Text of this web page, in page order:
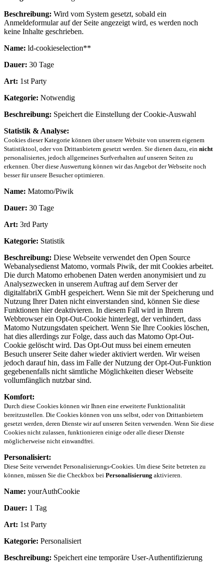
Beschreibung: Wird vom System gesetzt, sobald ein
Anmeldeformular auf der Seite angezeigt wird, es werden noch
keine Inhalte geschrieben.
Name: ld-cookieselection**
Dauer: 30 Tage
Art: 1st Party
Kategorie: Notwendig
Beschreibung: Speichert die Einstellung der Cookie-Auswahl
Statistik & Analyse:
Cookies dieser Kategorie können über unsere Website von unserem eigenem
Statistiktool, oder von Drittanbietern gesetzt werden. Sie dienen dazu, ein nicht
personalisiertes, jedoch allgemeines Surfverhalten auf unseren Seiten zu
erkennen. Über diese Auswertung können wir das Angebot der Webseite noch
besser für unsere Besucher optimieren.
Name: Matomo/Piwik
Dauer: 30 Tage
Art: 3rd Party
Kategorie: Statistik
Beschreibung: Diese Webseite verwendet den Open Source
Webanalysedienst Matomo, vormals Piwik, der mit Cookies arbeitet.
Die durch Matomo erhobenen Daten werden anonymisiert und zu
Analysezwecken in unserem Auftrag auf dem Server der
digitalfabriX GmbH gespeichert. Wenn Sie mit der Speicherung und
Nutzung Ihrer Daten nicht einverstanden sind, können Sie diese
Funktionen hier deaktivieren. In diesem Fall wird in Ihrem
Webbrowser ein Opt-Out-Cookie hinterlegt, der verhindert, dass
Matomo Nutzungsdaten speichert. Wenn Sie Ihre Cookies löschen,
hat dies allerdings zur Folge, dass auch das Matomo Opt-Out-
Cookie gelöscht wird. Das Opt-Out muss bei einem erneuten
Besuch unserer Seite daher wieder aktiviert werden. Wir weisen
jedoch darauf hin, dass im Falle der Nutzung der Opt-Out-Funktion
gegebenenfalls nicht sämtliche Möglichkeiten dieser Webseite
vollumfänglich nutzbar sind.
Komfort:
Durch diese Cookies können wir Ihnen eine erweiterte Funktionalität
bereitzustellen. Die Cookies können von uns selbst, oder von Drittanbietern
gesetzt werden, deren Dienste wir auf unseren Seiten verwenden. Wenn Sie diese
Cookies nicht zulassen, funktionieren einige oder alle dieser Dienste
möglicherweise nicht einwandfrei.
Personalisiert:
Diese Seite verwendet Personalisierungs-Cookies. Um diese Seite betreten zu
können, müssen Sie die Checkbox bei Personalisierung aktivieren.
Name: yourAuthCookie
Dauer: 1 Tag
Art: 1st Party
Kategorie: Personalisiert
Beschreibung: Speichert eine temporäre User-Authentifizierung